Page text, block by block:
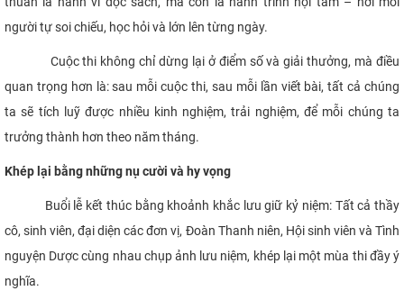
người tự soi chiếu, học hỏi và lớn lên từng ngày.
Cuộc thi không chỉ dừng lại ở điểm số và giải thưởng, mà điều
quan trọng hơn là: sau mỗi cuộc thi, sau mỗi lần viết bài, tất cả chúng
ta sẽ tích luỹ được nhiều kinh nghiệm, trải nghiệm, để mỗi chúng ta
trưởng thành hơn theo năm tháng.
Khép lại bằng những nụ cười và hy vọng
Buổi lễ kết thúc bằng khoảnh khắc lưu giữ kỷ niệm: Tất cả thầy
cô, sinh viên, đại diện các đơn vị, Đoàn Thanh niên, Hội sinh viên và Tình
nguyện Dược cùng nhau chụp ảnh lưu niệm, khép lại một mùa thi đầy ý
nghĩa.